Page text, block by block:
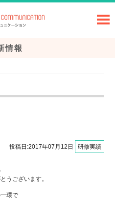
情報
投稿日:2017年07月12日 研修実績
うございます。
環で